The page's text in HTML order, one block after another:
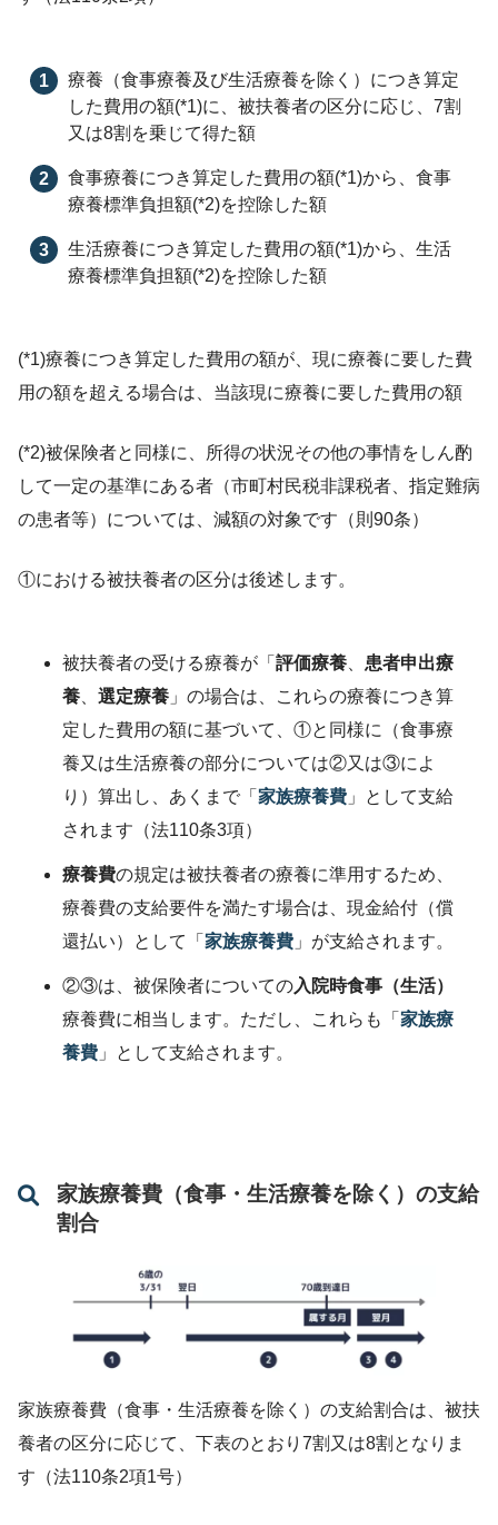
療養（食事療養及び生活療養を除く）につき算定
した費用の額(*1)に、被扶養者の区分に応じ、7割
又は8割を乗じて得た額
食事療養につき算定した費用の額(*1)から、食事
療養標準負担額(*2)を控除した額
生活療養につき算定した費用の額(*1)から、生活
療養標準負担額(*2)を控除した額
(*1)療養につき算定した費用の額が、現に療養に要した費
用の額を超える場合は、当該現に療養に要した費用の額
(*2)被保険者と同様に、所得の状況その他の事情をしん酌
して一定の基準にある者（市町村民税非課税者、指定難病
の患者等）については、減額の対象です（則90条）
①における被扶養者の区分は後述します。
被扶養者の受ける療養が「 評価療養
患者申出療
養
選定療養 」の場合は、これらの療養につき算
定した費用の額に基づいて、①と同様に（食事療
養又は生活療養の部分については②又は③によ
り）算出し、あくまで「 家族療養費 」として支給
されます（法110条3項）
療養費の規定は被扶養者の療養に準用するため、
療養費の支給要件を満たす場合は、現金給付（償
還払い）として「 家族療養費 」が支給されます。
②③は、被保険者についての入院時食事（生活）
療養費に相当します。ただし、これらも「 家族療
養費 」として支給されます。
家族療養費（食事・生活療養を除く）の支給
割合
家族療養費（食事・生活療養を除く）の支給割合は、被扶
養者の区分に応じて、下表のとおり7割又は8割となりま
す（法110条2項1号）